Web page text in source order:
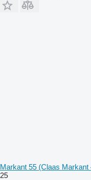
Markant 55 (Claas
25